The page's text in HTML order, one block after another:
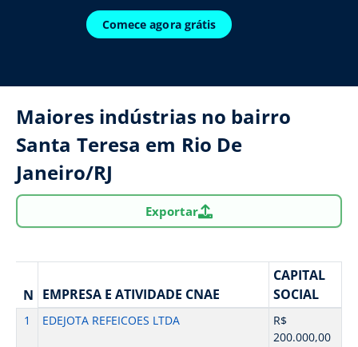
Comece agora grátis
Maiores indústrias no bairro
Santa Teresa em Rio De
Janeiro/RJ
Exportar
N EMPRESA E ATIVIDADE CNAE
CAPITAL
SOCIAL
1 EDEJOTA REFEICOES LTDA
R$
200.000,00